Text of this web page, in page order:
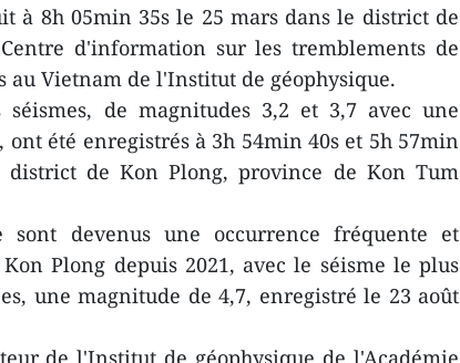
à 8h 05min 35s le 25 mars dans le district de
d'information sur les tremblements de
au Vietnam de l'Institut de géophysique.
de magnitudes 3,2 et 3,7 avec une
été enregistrés à 3h 54min 40s et 5h 57min
district de Kon Plong, province de Kon Tum
sont devenus une occurrence fréquente et
Plong depuis 2021, avec le séisme le plus
une magnitude de 4,7, enregistré le 23 août
de l'Institut de géophysique de l'Académie